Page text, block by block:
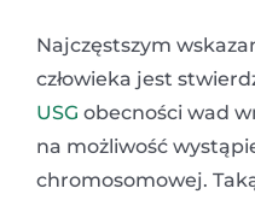
Najczęstszym
człowieka jest
USG obecności wad
na możliwość
chromosomowej.